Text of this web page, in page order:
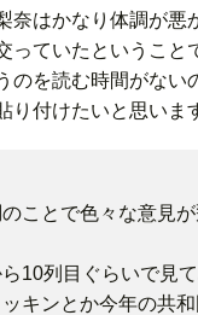
奈はかなり体調が悪
っていたということ
のを読む時間がない
り付けたいと思いま
ことで色々な意見
10列目ぐらいで見
キンとか今年の共